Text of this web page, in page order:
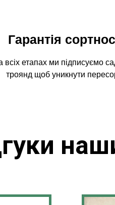
всіх етапах ми підписуємо
троянд щоб уникнути
Гарантія